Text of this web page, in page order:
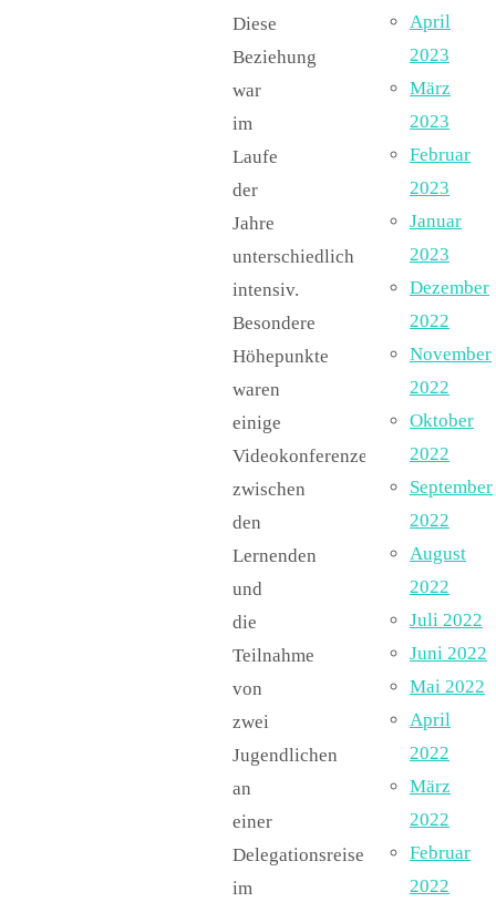
Diese
Beziehung
war
im
Laufe
der
Jahre
unterschiedlich
intensiv.
Besondere
Höhepunkte
waren
einige
Videokonferenzen
zwischen
den
Lernenden
und
die
Teilnahme
von
zwei
Jugendlichen
an
einer
Delegationsreise
im
April
2023
März
2023
Februar
2023
Januar
2023
Dezember
2022
November
2022
Oktober
2022
September
2022
August
2022
Juli 2022
Juni 2022
Mai 2022
April
2022
März
2022
Februar
2022